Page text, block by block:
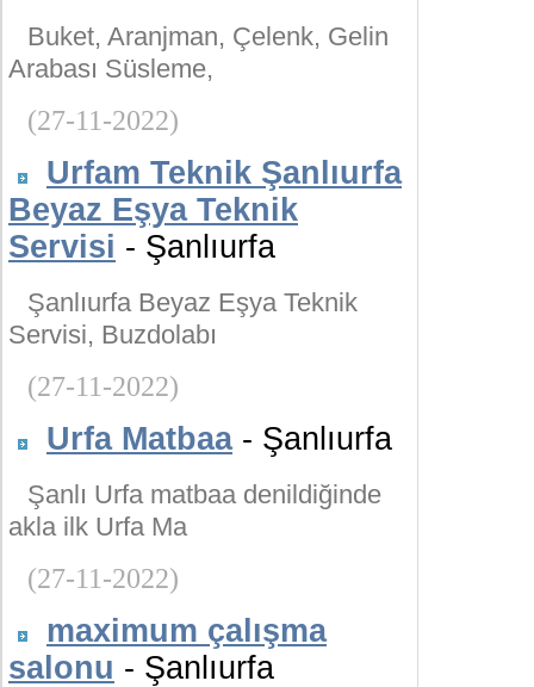
Buket, Aranjman, Çelenk, Gelin
Arabası Süsleme,
(27-11-2022)
Urfam Teknik Şanlıurfa
Beyaz Eşya Teknik
Servisi - Şanlıurfa
Şanlıurfa Beyaz Eşya Teknik
Servisi, Buzdolabı
(27-11-2022)
Urfa Matbaa- Şanlıurfa
Şanlı Urfa matbaa denildiğinde
akla ilk Urfa Ma
(27-11-2022)
maximum çalışma
salonu - Şanlıurfa